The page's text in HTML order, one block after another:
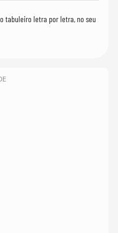
tabuleiro letra por letra, no seu